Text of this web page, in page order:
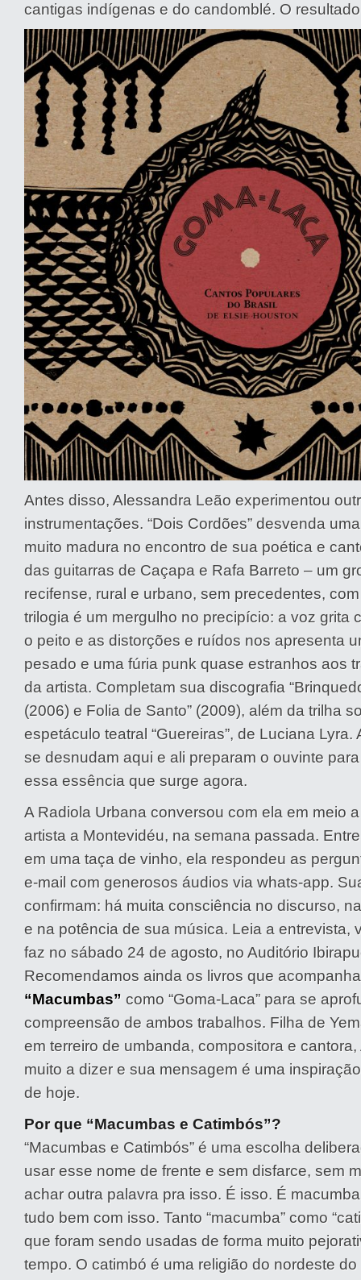
cantigas indígenas e do candomblé. O
Antes disso, Alessandra Leão experimentou
instrumentações. “Dois Cordões” desvenda
muito madura no encontro de sua poética e
das guitarras de Caçapa e Rafa Barreto – um
recifense, rural e urbano, sem precedentes,
trilogia é um mergulho no precipício: a voz grita
o peito e as distorções e ruídos nos apresenta
pesado e uma fúria punk quase estranhos aos
da artista. Completam sua discografia
(2006) e Folia de Santo” (2009), além da trilha
espetáculo teatral “Guereiras”, de Luciana Lyra.
se desnudam aqui e ali preparam o ouvinte
essa essência que surge agora.
A Radiola Urbana conversou com ela em meio
artista a Montevidéu, na semana passada.
em uma taça de vinho, ela respondeu as
e-mail com generosos áudios via whats-app.
confirmam: há muita consciência no discurso,
e na potência de sua música. Leia a entrevista,
faz no sábado 24 de agosto, no Auditório
Recomendamos ainda os livros que
“Macumbas” como “Goma-Laca” para se
compreensão de ambos trabalhos. Filha de
em terreiro de umbanda, compositora e
muito a dizer e sua mensagem é uma
de hoje.
Por que “Macumbas e Catimbós”?
“Macumbas e Catimbós” é uma escolha
usar esse nome de frente e sem disfarce, sem
achar outra palavra pra isso. É isso. É
tudo bem com isso. Tanto “macumba” como
que foram sendo usadas de forma muito
tempo. O catimbó é uma religião do nordeste